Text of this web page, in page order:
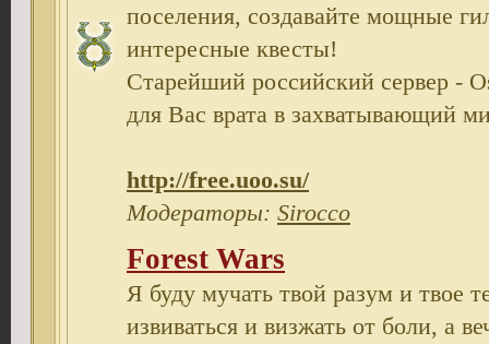
поселения, создавайте мощные
интересные квесты!
Cтарейший российский сервер -
для Вас врата в захватывающий
http://free.uoo.su/
Модераторы: Sirocco
Forest Wars
Я буду мучать твой разум и твое
извиваться и визжать от боли, а